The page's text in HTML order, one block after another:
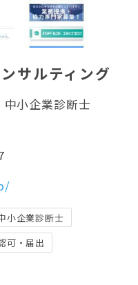
サルティング
小企業診断士
小企業診断士
可・届出